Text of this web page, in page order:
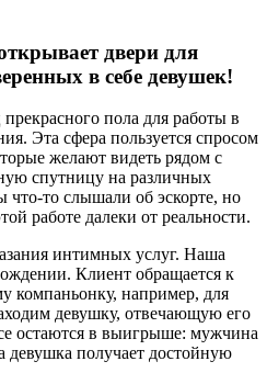
двери для
в себе девушек!
пола для работы в
Эта сфера пользуется спросом
желают видеть рядом с
спутницу на различных
то слышали об эскорте, но
работе далеки от реальности.
интимных услуг. Наша
Клиент обращается к
компаньонку, например, для
девушку, отвечающую его
остаются в выигрыше: мужчина
девушка получает достойную